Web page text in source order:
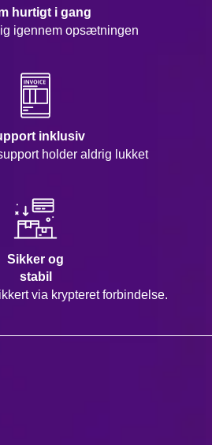
hurtigt i gang
igennem opsætningen
inklusiv
holder aldrig lukket
Sikker og
stabil
via krypteret forbindelse.